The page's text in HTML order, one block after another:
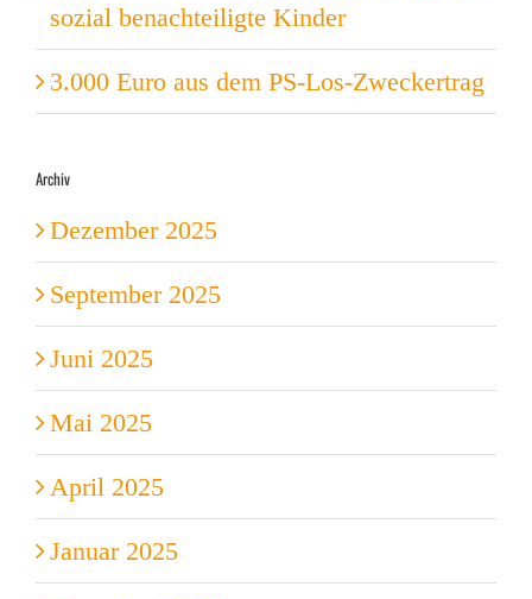
sozial benachteiligte Kinder
3.000 Euro aus dem PS-Los-Zweckertrag
Archiv
Dezember 2025
September 2025
Juni 2025
Mai 2025
April 2025
Januar 2025